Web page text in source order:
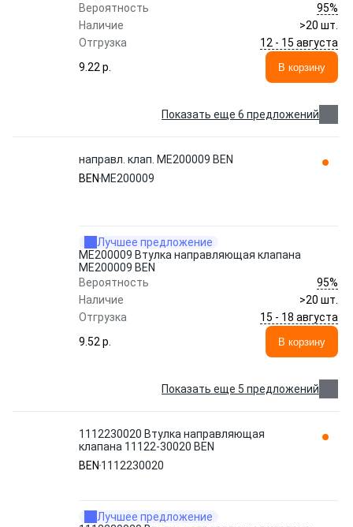
Вероятность
95%
Наличие
>20 шт.
Отгрузка
12 - 15 августа
9.22 p.
В корзину
Показать еще 6 предложений
направл. клап. ME200009 BEN
BEN ME200009
Лучшее предложение
ME200009 Втулка направляющая клапана
ME200009 BEN
Вероятность
95%
Наличие
>20 шт.
Отгрузка
15 - 18 августа
9.52 p.
В корзину
Показать еще 5 предложений
1112230020 Втулка направляющая
клапана 11122-30020 BEN
BEN 1112230020
Лучшее предложение